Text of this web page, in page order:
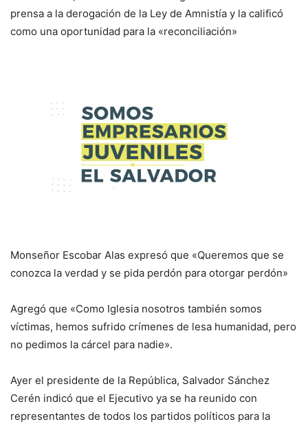
prensa a la derogación de la Ley de Amnistía y la calificó
como una oportunidad para la «reconciliación»
Monseñor Escobar Alas expresó que «Queremos que se
conozca la verdad y se pida perdón para otorgar perdón»
Agregó que «Como Iglesia nosotros también somos
víctimas, hemos sufrido crímenes de lesa humanidad, pero
no pedimos la cárcel para nadie».
Ayer el presidente de la República, Salvador Sánchez
Cerén indicó que el Ejecutivo ya se ha reunido con
representantes de todos los partidos políticos para la